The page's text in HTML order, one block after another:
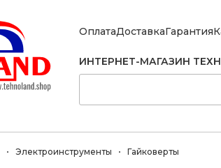
ОплатаДоставкаГарантия
ИНТЕРНЕТ-МАГАЗИН
Электроинструменты Гайковерты